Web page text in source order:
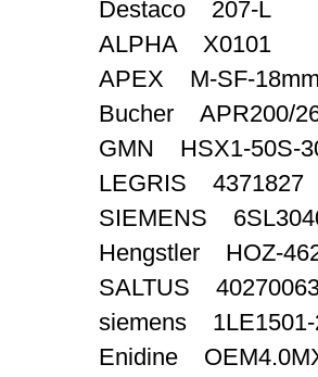
Destaco 207-L
ALPHA X0101
APEX M-SF-
Bucher APR200/
GMN HSX1-50S-
LEGRIS 4371827
SIEMENS
Hengstler HOZ-
SALTUS
siemens 1LE1501-
Enidine